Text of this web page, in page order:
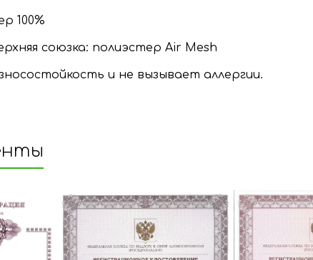
100%
союзка: полиэстер Air Mesh
и не вызывает аллергии.